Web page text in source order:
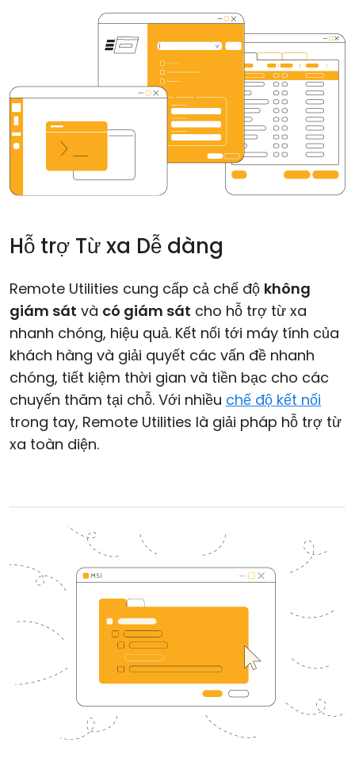
Hỗ trợ Từ xa Dễ dàng
Remote Utilities cung cấp cả chế độ không
giám sát và có giám sát cho hỗ trợ từ xa
nhanh chóng, hiệu quả. Kết nối tới máy tính của
khách hàng và giải quyết các vấn đề nhanh
chóng, tiết kiệm thời gian và tiền bạc cho các
chuyến thăm tại chỗ. Với nhiều chế độ kết nối
trong tay, Remote Utilities là giải pháp hỗ trợ từ
xa toàn diện.